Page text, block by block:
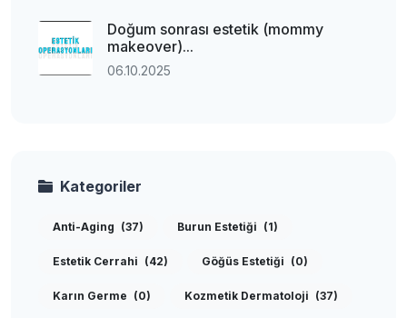
Doğum sonrası estetik (mommy
makeover)...
06.10.2025
Kategoriler
Anti-Aging (37) Burun Estetiği (1)
Estetik Cerrahi (42) Göğüs Estetiği (0)
Karın Germe (0) Kozmetik Dermatoloji (37)